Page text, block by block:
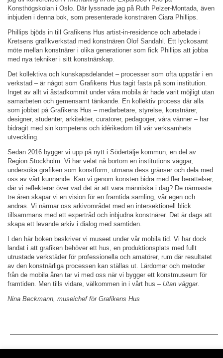
Konsthögskolan i Oslo. Där lyssnade jag på Ruth Pelzer-Montada, även
inbjuden i denna bok, som presenterade konstnären Ciara Phillips.
Phillips bjöds in till Grafikens Hus artist-in-residence och arbetade i
Kretsens grafikverkstad med konstnären Olof Sandahl. Ett lyckosamt
möte mellan konstnärer i olika generationer som fick Phillips att jobba
med nya tekniker i sitt konstnärskap.
Det kollektiva och kunskapsdelandet – processer som ofta uppstår i en
verkstad – är något som Grafikens Hus tagit fasta på som institution.
Inget av allt vi åstadkommit under våra mobila år hade varit möjligt utan
samarbeten och gemensamt tänkande. En kollektiv process där alla
som jobbat på Grafikens Hus – medarbetare, styrelse, konstnärer,
designer, studenter, arkitekter, curatorer, pedagoger, våra vänner – har
bidragit med sin kompetens och idérikedom till vår verksamhets
utveckling.
Sedan 2016 bygger vi upp på nytt i Södertälje kommun, en del av
Region Stockholm. Vi har velat nå bortom en institutions väggar,
undersöka grafiken som konstform, utmana dess gränser och dela med
oss av vårt kunnande. Kan vi genom konsten bidra med fler berättelser,
där vi reflekterar över vad det är att vara människa i dag? De närmaste
tre åren skapar vi en vision för en framtida samling, vår egen och
andras. Vi närmar oss arkivområdet med en intersektionell blick
tillsammans med ett expertråd och inbjudna konstnärer. Det är dags att
skapa ett levande arkiv i dialog med samtiden.
I den här boken beskriver vi museet under vår mobila tid. Vi har dock
landat i att grafiken behöver ett hus, en produktionsplats med fullt
utrustade verkstäder för professionella och amatörer, rum där resultatet
av den konstnärliga processen kan ställas ut. Lärdomar och metoder
från de mobila åren tar vi med oss när vi bygger ett konstmuseum för
framtiden. Men tills vidare, välkommen in i vårt hus – Utan väggar.
Nina Beckmann, museichef för Grafikens Hus